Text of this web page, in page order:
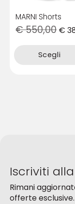
MARNI Shorts
€550,00 €
Scegli
prodotto
prodotto
Iscriviti
Rimani
offerte